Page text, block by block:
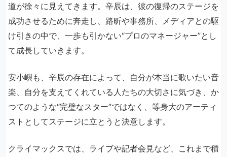
道が徐々に見えてきます。辛辰は、彼の復帰のステージを
成功させるために奔走し、路昕や事務所、メディアとの駆
け引きの中で、一歩も引かない“プロのマネージャー”とし
て成長していきます。
安小嶼も、辛辰の存在によって、自分が本当に歌いたい音
楽、自分を支えてくれている人たちの大切さに気づき、か
つてのような“完璧なスター”ではなく、等身大のアーティ
ストとしてステージに立とうと決意します。
クライマックスでは、ライブや記者会見など、これまで積